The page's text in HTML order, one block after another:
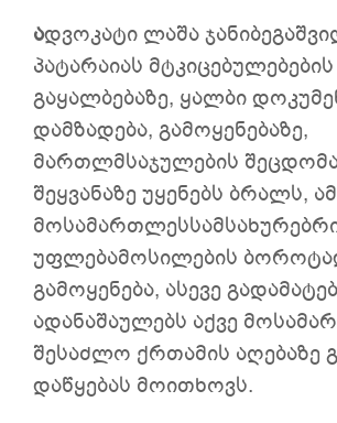
ადვოკატი ლაშა
პატარაიას მტკიცებულებების
გაყალბებაზე, ყალბი
დამზადება, გამოყენებაზე,
მართლმსაჯულების
შეყვანაზე უყენებს ბრალს,
უფლებამოსილების
გამოყენება, ასევე
ადანაშაულებს აქვე
შესაძლო ქრთამის აღებაზე
დაწყებას მოითხოვს.